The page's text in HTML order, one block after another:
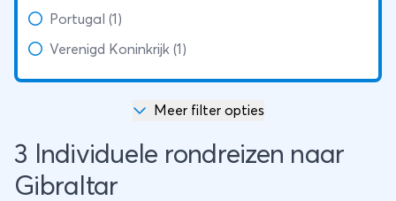
Portugal (1)
Verenigd Koninkrijk (1)
Meer filter opties
3 Individuele rondreizen naar
Gibraltar